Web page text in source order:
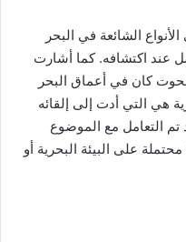
الشائعة في البحر
عند اكتشافه. كما أشارت
كان في أعماق البحر
هي التي أدت إلى إلقائه
التعامل مع الموضوع
على البيئة البحرية أو